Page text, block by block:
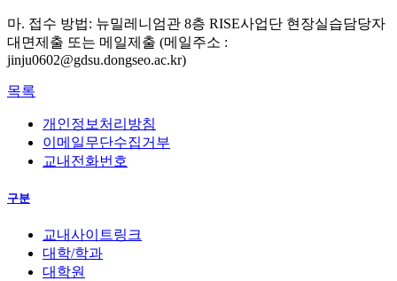
마. 접수 방법: 뉴밀레니엄관 8층 RISE사업단 현장실습담당자
대면제출 또는 메일제출 (메일주소 :
jinju0602@gdsu.dongseo.ac.kr)
목록
개인정보처리방침
이메일무단수집거부
교내전화번호
구분
교내사이트링크
대학/학과
대학원